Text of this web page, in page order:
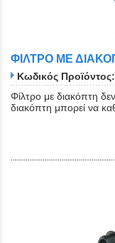
ΦΙΛΤΡΟ ΜΕ
Κωδικός Προϊόντος:
Φίλτρο με διακόπτη
διακόπτη μπορεί να